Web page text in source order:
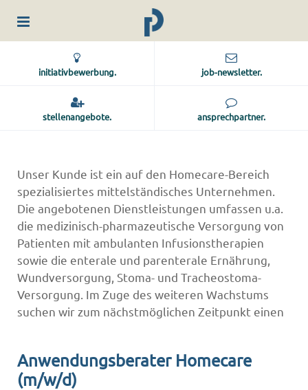
initiativbewerbung. job-newsletter.
stellenangebote. ansprechpartner.
Unser Kunde ist ein auf den Homecare-Bereich
spezialisiertes mittelständisches Unternehmen.
Die angebotenen Dienstleistungen umfassen u.a.
die medizinisch-pharmazeutische Versorgung von
Patienten mit ambulanten Infusionstherapien
sowie die enterale und parenterale Ernährung,
Wundversorgung, Stoma- und Tracheostoma-
Versorgung. Im Zuge des weiteren Wachstums
suchen wir zum nächstmöglichen Zeitpunkt einen
Anwendungsberater Homecare
(m/w/d)